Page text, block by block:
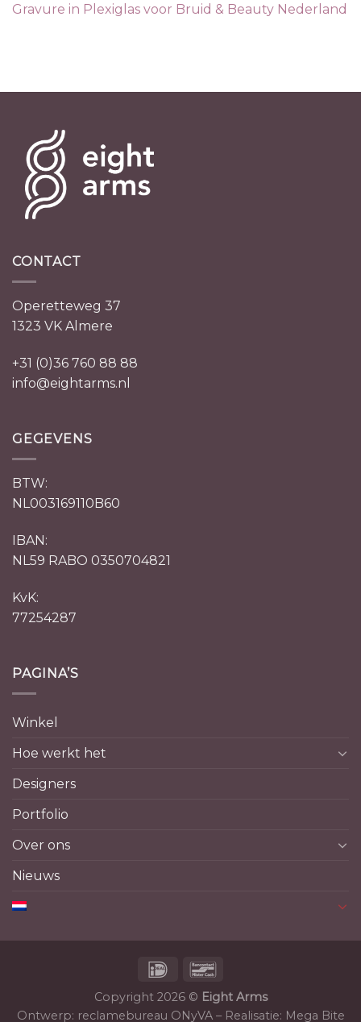
Gravure in Plexiglas voor Bruid & Beauty Nederland
CONTACT
Operetteweg 37
1323 VK Almere
+31 (0)36 760 88 88
info@eightarms.nl
GEGEVENS
BTW:
NL003169110B60
IBAN:
NL59 RABO 0350704821
KvK:
77254287
PAGINA’S
Winkel
Hoe werkt het
Designers
Portfolio
Over ons
Nieuws
Copyright 2026 © Eight Arms
Ontwerp: reclamebureau ONyVA– Realisatie: Mega Bite